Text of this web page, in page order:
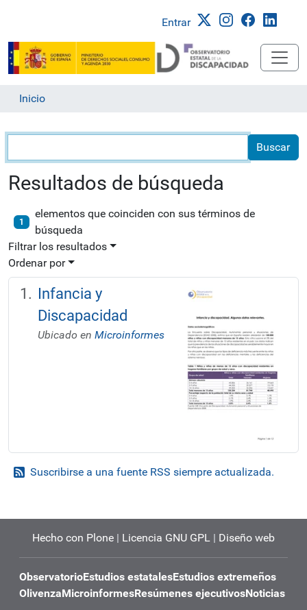
Entrar
Inicio
Resultados de búsqueda
1
elementos que coinciden con sus términos de
búsqueda
Filtrar los resultados
Ordenar por
Infancia y
Discapacidad
Ubicado en Microinformes
Suscribirse a una fuente RSS siempre actualizada.
Hecho con Plone | Licencia GNU GPL | Diseño web
ObservatorioEstudios estatalesEstudios extremeños
OlivenzaMicroinformesResúmenes ejecutivosNoticias